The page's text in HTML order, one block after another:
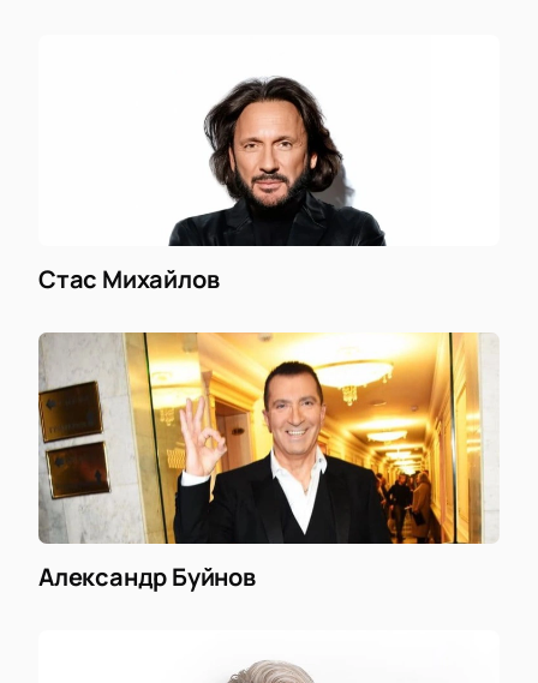
Стас Михайлов
Александр Буйнов